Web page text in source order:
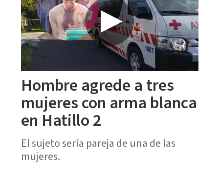
Hombre agrede a tres
mujeres con arma blanca
en Hatillo 2
El sujeto sería pareja de una de las
mujeres.